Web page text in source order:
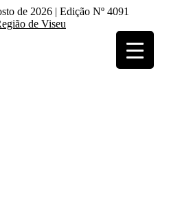
de 2026 | Edição Nº 4091